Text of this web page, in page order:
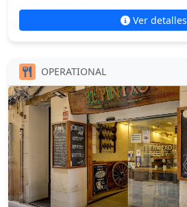
Ver detalles
OPERATIONAL